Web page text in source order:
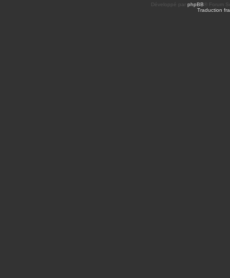
Développé par phpBB ® Forum
Traduction